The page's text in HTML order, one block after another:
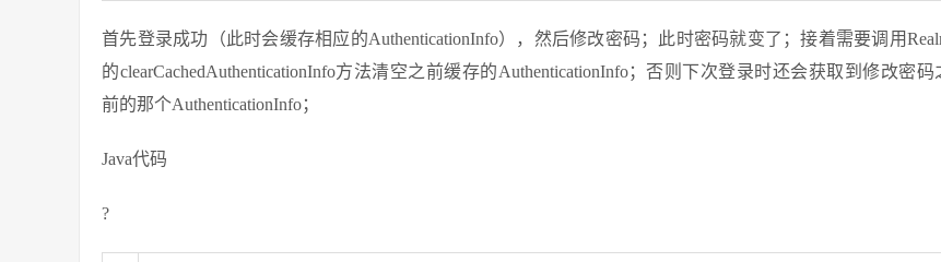
首先登录成功（此时会缓存相应的AuthenticationInfo），然后修改密码；此时密码就变了；接着需要调用
的clearCachedAuthenticationInfo方法清空之前缓存的AuthenticationInfo；否则下次登录时还会获取到修改密码
前的那个AuthenticationInfo；
Java代码
?